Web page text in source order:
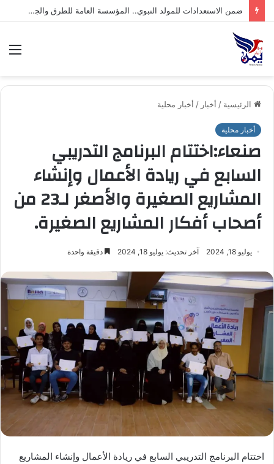
الرئيسية / أخبار / أخبار محلية
أخبار محلية
صنعاء:اختتام البرنامج التدريبي
السابع في ريادة الأعمال وإنشاء
المشاريع الصغيرة والأصغر لـ23 من
أصحاب أفكار المشاريع الصغيرة.
يوليو 18, 2024 آخر تحديث: يوليو 18, 2024 دقيقة واحدة
اختتام البرنامج التدريبي السابع في ريادة الأعمال وإنشاء المشاريع